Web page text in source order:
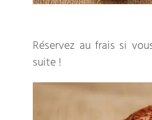
Réservez au frais si
suite !